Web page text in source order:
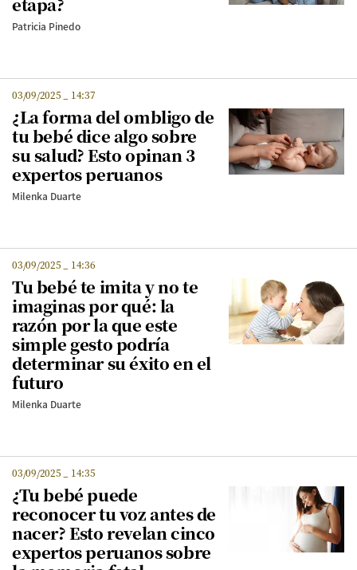
Patricia Pinedo
03/09/2025 14:37
¿La forma del ombligo de
tu bebé dice algo sobre
su salud? Esto opinan 3
expertos peruanos
Milenka Duarte
03/09/2025 14:36
Tu bebé te imita y no te
imaginas por qué: la
razón por la que este
simple gesto podría
determinar su éxito en el
futuro
Milenka Duarte
03/09/2025 14:35
¿Tu bebé puede
reconocer tu voz antes de
nacer? Esto revelan cinco
expertos peruanos sobre